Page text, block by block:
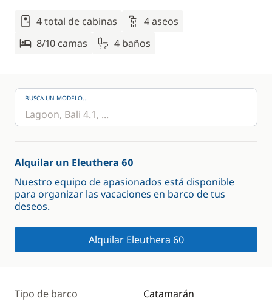
4 total de cabinas
4 aseos
8/10 camas
4 baños
BUSCA UN MODELO...
Alquilar un Eleuthera 60
Nuestro equipo de apasionados está disponible
para organizar las vacaciones en barco de tus
deseos.
Alquilar Eleuthera 60
Tipo de barco Catamarán